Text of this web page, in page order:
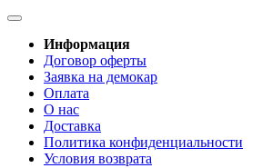
Информация
Договор оферты
Заявка на демокар
Оплата
О нас
Доставка
Политика конфиденциальности
Условия возврата